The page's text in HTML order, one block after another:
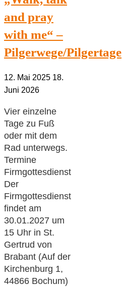
and pray
with me“ –
Pilgerwege/Pilgertage
12. Mai 2025 18.
Juni 2026
Vier einzelne
Tage zu Fuß
oder mit dem
Rad unterwegs.
Termine
Firmgottesdienst
Der
Firmgottesdienst
findet am
30.01.2027 um
15 Uhr in St.
Gertrud von
Brabant (Auf der
Kirchenburg 1,
44866 Bochum)